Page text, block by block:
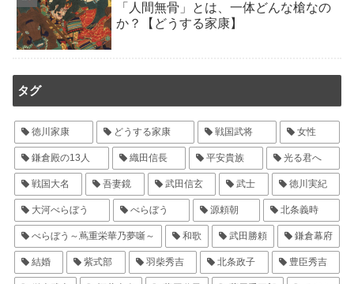
「人間無骨」とは、一体どんな槍なの
か？【どうする家康】
タグ
徳川家康 どうする家康 戦国武将 女性
鎌倉殿の13人 織田信長 平安貴族 光る君へ
戦国大名 吾妻鏡 武田信玄 武士 徳川実紀
大河べらぼう べらぼう 源頼朝 北条義時
べらぼう～蔦重栄華乃夢噺～ 和歌 武田勝頼 鎌倉幕府
結婚 紫式部 羽柴秀吉 北条政子 豊臣秀吉